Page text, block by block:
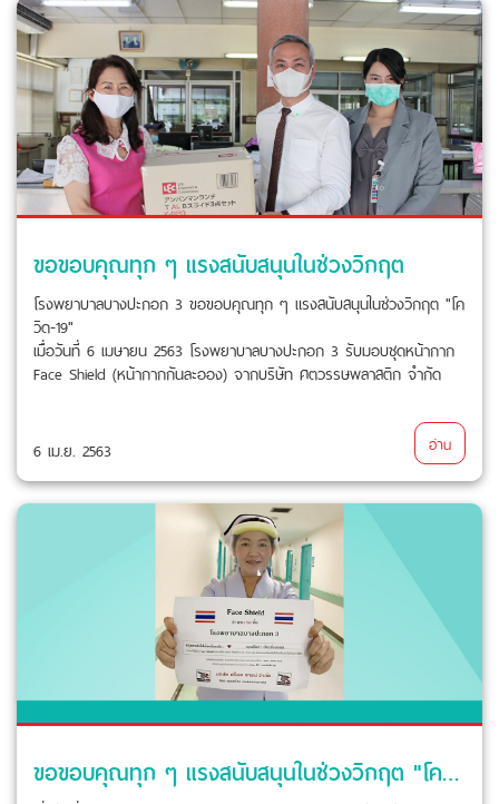
ขอขอบคุณทุก ๆ แรงสนับสนุนในช่วงวิกฤต
โรงพยาบาลบางปะกอก 3 ขอขอบคุณทุก ๆ แรงสนับสนุนในช่วงวิกฤต "โค
วิด-19"
เมื่อวันที่ 6 เมษายน 2563 โรงพยาบาลบางปะกอก 3 รับมอบชุดหน้ากาก
Face Shield (หน้ากากกันละออง) จากบริษัท ศตวรรษพลาสติก จำกัด
6 เม.ย. 2563 อ่าน
ขอขอบคุณทุก ๆ แรงสนับสนุนในช่วงวิกฤต "โควิด-19"